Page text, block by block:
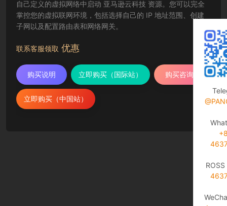
自己定义的虚拟网络中启动 亚马逊云科技 资源。您可以完全
掌控您的虚拟联网环境，包括选择自己的 IP 地址范围、创建
子网以及配置路由表和网络网关。
联系客服领取 优惠
购买说明 立即购买（国际站） 购买咨询
立即购买（中国站）